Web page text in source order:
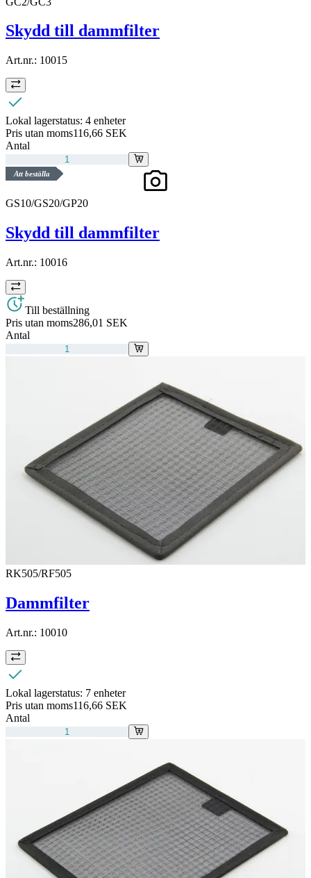
Skydd till dammfilter
Art.nr.: 10015
Lokal lagerstatus: 4 enheter
Pris utan moms116,66 SEK
Antal
Att beställa
GS10/GS20/GP20
Skydd till dammfilter
Art.nr.: 10016
Till beställning
Pris utan moms286,01 SEK
Antal
RK505/RF505
Dammfilter
Art.nr.: 10010
Lokal lagerstatus: 7 enheter
Pris utan moms116,66 SEK
Antal